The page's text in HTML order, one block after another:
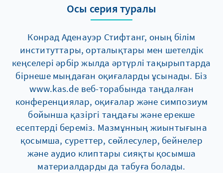
Осы серия туралы
Конрад Аденауэр Стифтанг, оның білім
институттары, орталықтары мен шетелдік
кеңселері әрбір жылда әртүрлі тақырыптарда
бірнеше мыңдаған оқиғаларды ұсынады. Біз
www.kas.de веб-торабында таңдалған
конференциялар, оқиғалар және симпозиум
бойынша қазіргі таңдағы және ерекше
есептерді береміз. Мазмұнның жиынтығына
қосымша, суреттер, сөйлесулер, бейнелер
және аудио клиптары сияқты қосымша
материалдарды да табуға болады.